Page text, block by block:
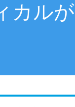
カルが